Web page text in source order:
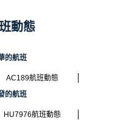
動態
的航班
AC189航班動態
的航班
HU7976航班動態